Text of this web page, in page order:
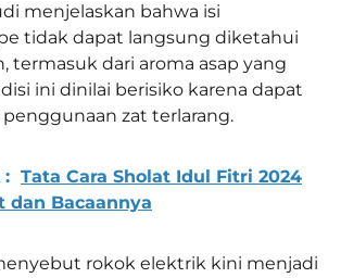
menjelaskan bahwa isi
tidak dapat langsung diketahui
termasuk dari aroma asap yang
ini dinilai berisiko karena dapat
zat terlarang.
: Tata Cara Sholat Idul Fitri 2024
dan Bacaannya
rokok elektrik kini menjadi